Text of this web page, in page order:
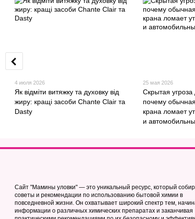
4 июля 2026
Як відміти витяжку та духовку від
жиру: кращі засоби Chante Clair та
Dasty
25 мая 2026
Скрытая угроза
почему
крана ломает
и
Сайт "Мамины уловки" — это уникальный ресурс, который
советы и рекомендации по использованию бытовой химии в
повседневной жизни. Он охватывает широкий спектр тем,
информации о различных химических препаратах и заканчивая